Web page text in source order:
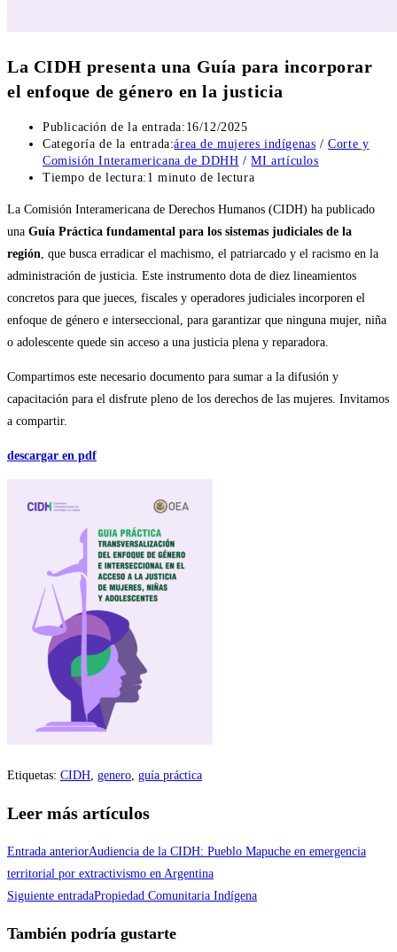
La CIDH presenta una Guía para incorporar
el enfoque de género en la justicia
Publicación de la entrada: 16/12/2025
Categoría de la entrada:área de mujeres indígenas / Corte y
Comisión Interamericana de DDHH / MI artículos
Tiempo de lectura: 1 minuto de lectura
La Comisión Interamericana de Derechos Humanos (CIDH) ha publicado
una Guía Práctica fundamental para los sistemas judiciales de la
región , que busca erradicar el machismo, el patriarcado y el racismo en la
administración de justicia. Este instrumento dota de diez lineamientos
concretos para que jueces, fiscales y operadores judiciales incorporen el
enfoque de género e interseccional, para garantizar que ninguna mujer, niña
o adolescente quede sin acceso a una justicia plena y reparadora.
Compartimos este necesario documento para sumar a la difusión y
capacitación para el disfrute pleno de los derechos de las mujeres. Invitamos
a compartir.
descargar en pdf
Etiquetas: CIDH genero guía práctica
Leer más artículos
Entrada anteriorAudiencia de la CIDH: Pueblo Mapuche en emergencia
territorial por extractivismo en Argentina
Siguiente entradaPropiedad Comunitaria Indígena
También podría gustarte